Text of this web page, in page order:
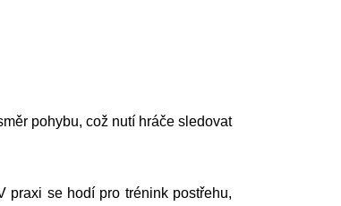
pohybu, což nutí hráče sledovat
praxi se hodí pro trénink postřehu,